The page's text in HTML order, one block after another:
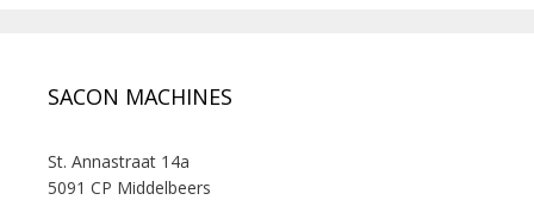
SACON MACHINES
St. Annastraat 14a
5091 CP Middelbeers